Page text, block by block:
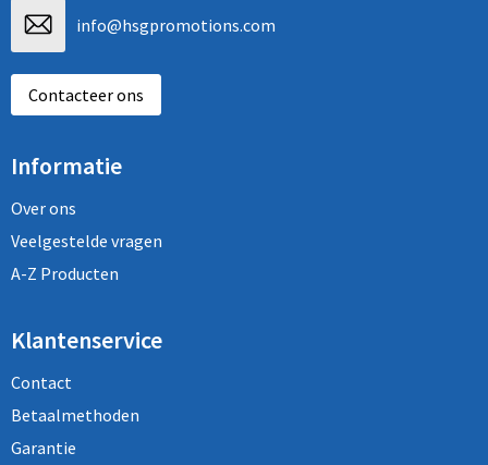
info@hsgpromotions.com
Contacteer ons
Informatie
Over ons
Veelgestelde vragen
A-Z Producten
Klantenservice
Contact
Betaalmethoden
Garantie